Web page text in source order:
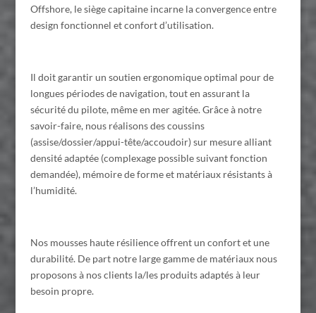
Offshore, le siège capitaine incarne la convergence entre
design fonctionnel et confort d’utilisation.
Il doit garantir un soutien ergonomique optimal pour de
longues périodes de navigation, tout en assurant la
sécurité du pilote, même en mer agitée. Grâce à notre
savoir-faire, nous réalisons des coussins
(assise/dossier/appui-tête/accoudoir) sur mesure alliant
densité adaptée (complexage possible suivant fonction
demandée), mémoire de forme et matériaux résistants à
l’humidité.
Nos mousses haute résilience offrent un confort et une
durabilité. De part notre large gamme de matériaux nous
proposons à nos clients la/les produits adaptés à leur
besoin propre.